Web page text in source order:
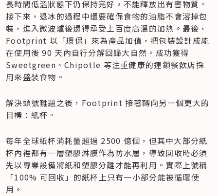
長時間低溫狀態下仍保持完好，不能釋放出有害物質。
接下來，退冰的過程中還要確保食物的油脂不會溶掉包
裝，進入微波爐後還得承受上百度高溫的加熱。最後，
Footprint 以「環保」來為產品加值，把包裝設計成能
在使用後 90 天內自行分解回歸大自然。成功獲得
Sweetgreen、Chipotle 等注重健康的連鎖餐飲店採
用來盛裝食物。
解決頭號難題之後，Footprint 接著轉向另一個更大的
目標：紙杯。
每年全球紙杯消耗量超過 2500 億個，但其中大部分紙
杯內裡都有一層塑膠淋膜作為防水層，導致回收時必須
先以專業設備將紙和塑膠分離才能再利用。實際上號稱
「100% 可回收」的紙杯上只有一小部分能被循環使
用。